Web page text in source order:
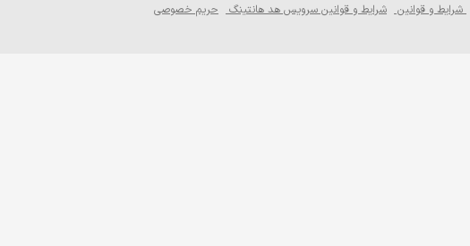
شرایط و قوانین شرایط و قوانین سرویس هد هانتینگ حریم خصوصی